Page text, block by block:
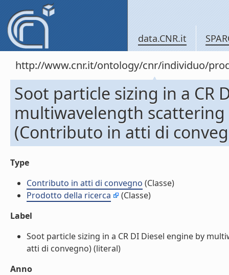
data.CNR.it
http://www.cnr.it/ontology/cnr/individuo/
Soot particle sizing in a CR
multiwavelength
(Contributo in atti di
Type
Contributo in atti di convegno (Classe)
Prodotto della ricerca
(Classe)
Label
Soot particle sizing in a CR DI Diesel engine by
atti di convegno) (literal)
Anno